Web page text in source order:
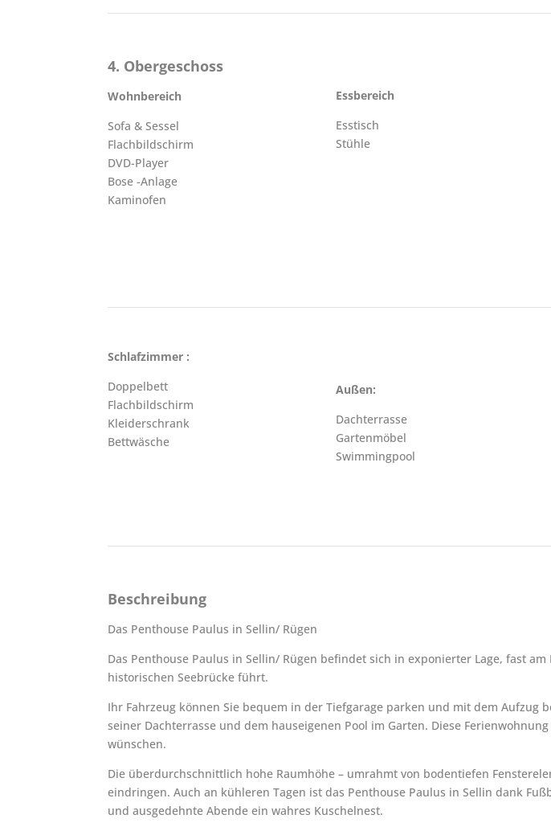
4. Obergeschoss
Wohnbereich
Sofa & Sessel
Flachbildschirm
DVD-Player
Bose -Anlage
Kaminofen
Essbereich
Esstisch
Stühle
Schlafzimmer :
Doppelbett
Flachbildschirm
Kleiderschrank
Bettwäsche
Außen:
Dachterrasse
Gartenmöbel
Swimmingpool
Beschreibung
Das Penthouse Paulus in Sellin/ Rügen
Das Penthouse Paulus in Sellin/ Rügen befindet sich in exponierter Lage, fast
historischen Seebrücke führt.
Ihr Fahrzeug können Sie bequem in der Tiefgarage parken und mit dem
seiner Dachterrasse und dem hauseigenen Pool im Garten. Diese
wünschen.
Die überdurchschnittlich hohe Raumhöhe – umrahmt von bodentiefen
eindringen. Auch an kühleren Tagen ist das Penthouse Paulus in Sellin dank
und ausgedehnte Abende ein wahres Kuschelnest.